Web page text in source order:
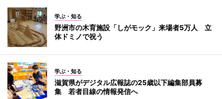
学ぶ・知る
野洲市の木育施設「しがモック」来場者5万人 立
体ドミノで祝う
学ぶ・知る
滋賀県がデジタル広報誌の25歳以下編集部員募
集 若者目線の情報発信へ